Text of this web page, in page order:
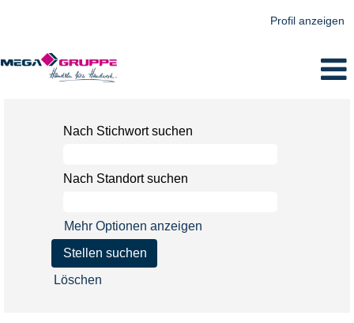
Profil anzeigen
Nach Stichwort suchen
Nach Standort suchen
Mehr Optionen anzeigen
Löschen